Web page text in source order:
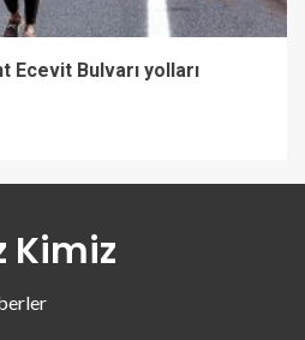
Ecevit Bulvarı yolları
Kimiz